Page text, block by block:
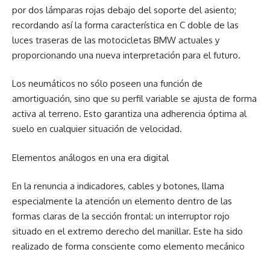
por dos lámparas rojas debajo del soporte del asiento;
recordando así la forma característica en C doble de las
luces traseras de las motocicletas BMW actuales y
proporcionando una nueva interpretación para el futuro.
Los neumáticos no sólo poseen una función de
amortiguación, sino que su perfil variable se ajusta de forma
activa al terreno. Esto garantiza una adherencia óptima al
suelo en cualquier situación de velocidad.
Elementos análogos en una era digital
En la renuncia a indicadores, cables y botones, llama
especialmente la atención un elemento dentro de las
formas claras de la sección frontal: un interruptor rojo
situado en el extremo derecho del manillar. Este ha sido
realizado de forma consciente como elemento mecánico